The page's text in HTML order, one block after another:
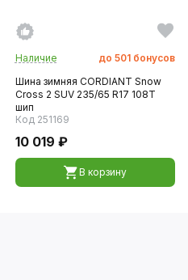
Наличие до 501 бонусов
Шина зимняя CORDIANT Snow
Cross 2 SUV 235/65 R17 108T
шип
Код 251169
10 019 ₽
В корзину